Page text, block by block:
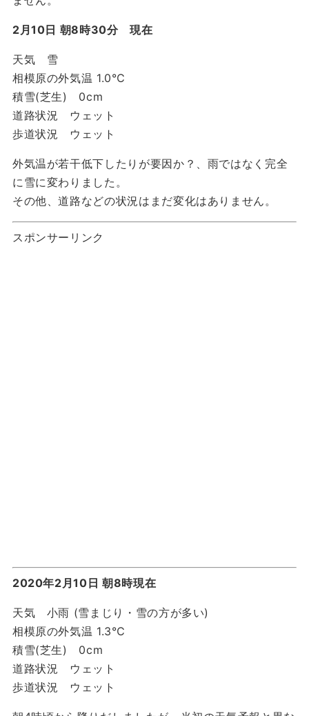
2月10日 朝8時30分 現在
天気 雪
相模原の外気温 1.0℃
積雪(芝生) 0cm
道路状況 ウェット
歩道状況 ウェット
外気温が若干低下したりが要因か？、雨ではなく完全
に雪に変わりました。
その他、道路などの状況はまだ変化はありません。
スポンサーリンク
2020年2月10日 朝8時現在
天気 小雨 (雪まじり・雪の方が多い)
相模原の外気温 1.3℃
積雪(芝生) 0cm
道路状況 ウェット
歩道状況 ウェット